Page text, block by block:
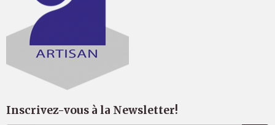
Inscrivez-vous à la Newsletter!